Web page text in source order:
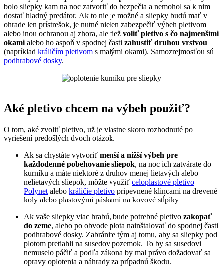
bolo sliepky kam na noc zatvoriť do bezpečia a nemohol sa k nim
dostať hladný predátor. Ak to nie je možné a sliepky budú mať v
ohrade len prístrešok, je nutné nielen zabezpečiť výbeh pletivom
alebo inou ochranou aj zhora, ale tiež voliť pletivo s čo najmenšími
okami alebo ho aspoň v spodnej časti zahustiť druhou vrstvou
(napríklad králičím pletivom s malými okami). Samozrejmosťou sú
podhrabové dosky.
Aké pletivo chcem na výbeh použiť?
O tom, aké zvoliť pletivo, už je vlastne skoro rozhodnuté po
vyriešení predošlých dvoch otázok.
Ak sa chystáte vytvoriť menší a nižší výbeh pre
každodenné pobehovanie sliepok, na noc ich zatvárate do
kurníku a máte niektoré z druhov menej lietavých alebo
nelietavých sliepok, môžte využiť celoplastové pletivo
Polynet alebo králičie pletivo pripevnené klincami na drevené
koly alebo plastovými páskami na kovové stĺpiky
Ak vaše sliepky viac hrabú, bude potrebné pletivo zakopať
do zeme, alebo po obvode plota nainštalovať do spodnej časti
podhrabové dosky. Zabránite tým aj tomu, aby sa sliepky pod
plotom pretiahli na susedov pozemok. To by sa susedovi
nemuselo páčiť a podľa zákona by mal právo dožadovať sa
opravy oplotenia a náhrady za prípadnú škodu.